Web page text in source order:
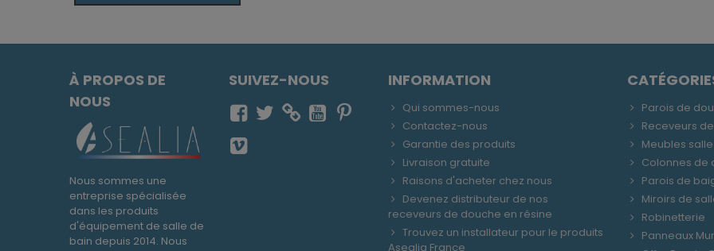
À PROPOS DE
NOUS
Nous sommes une
entreprise spécialisée
dans les produits
d'équipement de salle de
bain depuis 2014. Nous
SUIVEZ-NOUS INFORMATION
Qui sommes-nous
Contactez-nous
Garantie des produits
Livraison gratuite
Raisons d'acheter chez nous
Devenez distributeur de nos
receveurs de douche en résine
Trouvez un installateur pour le produits
Asealia France
Parois de
Receveurs
Meubles
Colonnes de
Parois de
Miroirs de
Robinetterie
Panneaux